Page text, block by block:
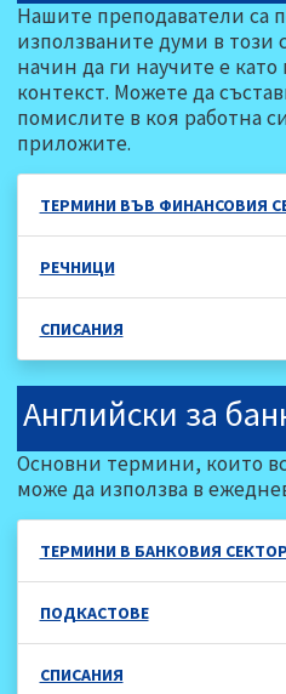
Нашите преподаватели са
използваните думи в този
начин да ги научите е като
контекст. Можете да
помислите в коя работна
приложите.
ТЕРМИНИ ВЪВ ФИНАНСОВИЯ
РЕЧНИЦИ
СПИСАНИЯ
Английски за
Основни термини, които
може да използва в
ТЕРМИНИ В БАНКОВИЯ СЕКТОР
ПОДКАСТОВЕ
СПИСАНИЯ